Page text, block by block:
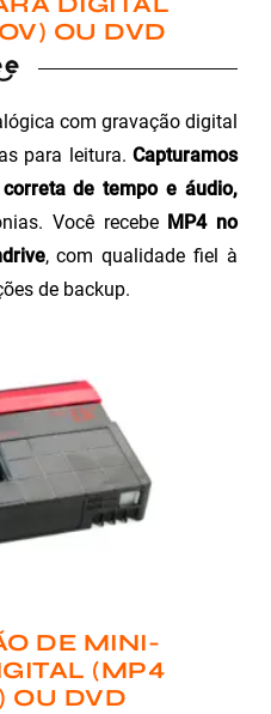
OU DVD
com gravação digital
para leitura. Capturamos
de tempo e áudio,
Você recebe MP4 no
, com qualidade fiel à
de backup.
DE MINI-
(MP4
OU DVD